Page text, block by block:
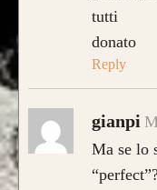
tutti
donato
Reply
gianpi
Ma se lo